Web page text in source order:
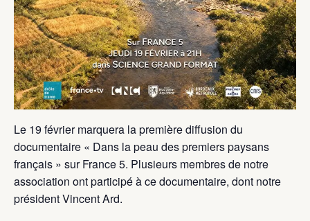
Le 19 février marquera la première diffusion du
documentaire « Dans la peau des premiers paysans
français » sur France 5. Plusieurs membres de notre
association ont participé à ce documentaire, dont notre
président Vincent Ard.